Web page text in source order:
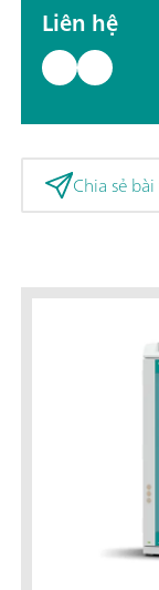
Liên hệ
Chia sẻ